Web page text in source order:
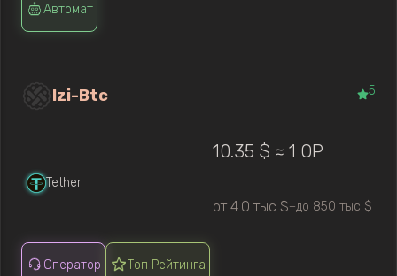
Автомат
Izi-Btc 5
Tether
10.35 $ ≈ 1 OP
от 4.0 тыс $—до 850 тыс $
Оператор Топ Рейтинга